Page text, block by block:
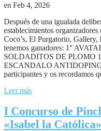
en Feb 4, 2026
Después de una igualada
establecimientos
Coco’s, El Purgatorio,
tenemos ganadores: 1°
SOLDADITOS DE PLOMO
ESCANDALO ANTIDOPING
participantes y os recordamos
Leer más
I Concurso de
«Isabel la Católica»